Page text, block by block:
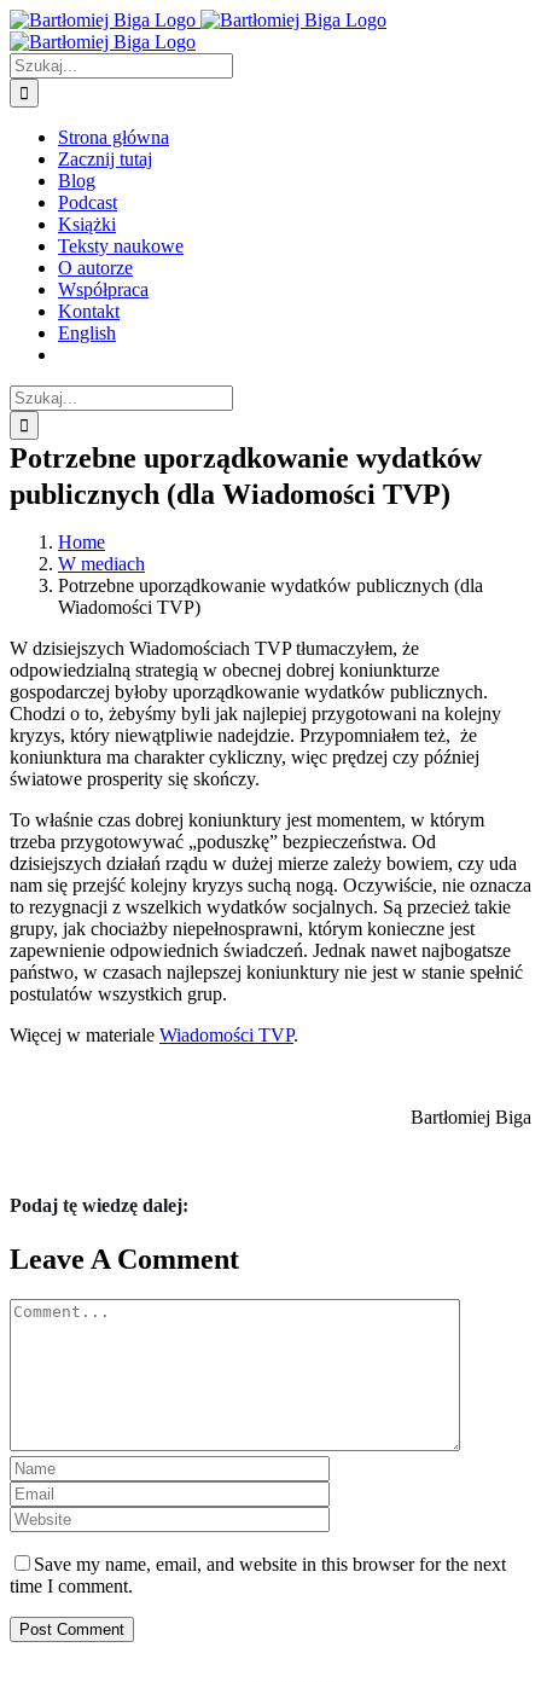
Przejdź
do
zawartości
Szukaj
Strona główna
Zacznij tutaj
Blog
Podcast
Książki
Teksty naukowe
O autorze
Współpraca
Kontakt
English
Szukaj
Potrzebne uporządkowanie wydatków
publicznych (dla Wiadomości TVP)
Home
W mediach
Potrzebne uporządkowanie wydatków publicznych (dla
Wiadomości TVP)
W dzisiejszych Wiadomościach TVP tłumaczyłem, że
odpowiedzialną strategią w obecnej dobrej koniunkturze
gospodarczej byłoby uporządkowanie wydatków publicznych.
Chodzi o to, żebyśmy byli jak najlepiej przygotowani na kolejny
kryzys, który niewątpliwie nadejdzie. Przypomniałem też, że
koniunktura ma charakter cykliczny, więc prędzej czy później
światowe prosperity się skończy.
To właśnie czas dobrej koniunktury jest momentem, w którym
trzeba przygotowywać „poduszkę” bezpieczeństwa. Od
dzisiejszych działań rządu w dużej mierze zależy bowiem, czy uda
nam się przejść kolejny kryzys suchą nogą. Oczywiście, nie oznacza
to rezygnacji z wszelkich wydatków socjalnych. Są przecież takie
grupy, jak chociażby niepełnosprawni, którym konieczne jest
zapewnienie odpowiednich świadczeń. Jednak nawet najbogatsze
państwo, w czasach najlepszej koniunktury nie jest w stanie spełnić
postulatów wszystkich grup.
Więcej w materiale Wiadomości TVP.
Bartłomiej Biga
Podaj tę wiedzę dalej:
Leave A Comment
Comment
Save my name, email, and website in this browser for the next
time I comment.